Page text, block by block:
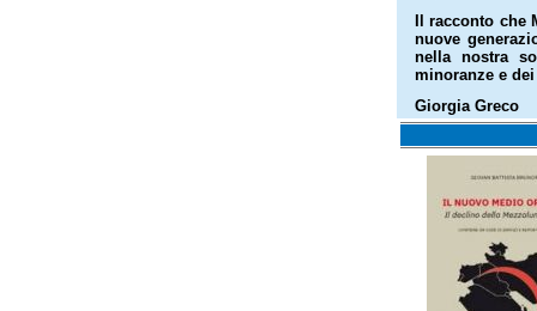
Il racconto
nuove
nella nostra
minoranze e
Giorgia Greco